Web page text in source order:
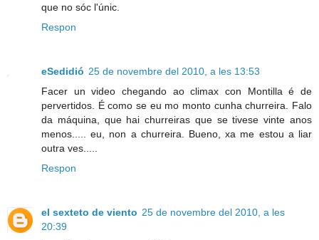
que no sóc l'únic.
Respon
eSedidió 25 de novembre del 2010, a les 13:53
Facer un video chegando ao climax con Montilla é de
pervertidos. É como se eu mo monto cunha churreira. Falo
da máquina, que hai churreiras que se tivese vinte anos
menos..... eu, non a churreira. Bueno, xa me estou a liar
outra ves.....
Respon
el sexteto de viento 25 de novembre del 2010, a les
20:39